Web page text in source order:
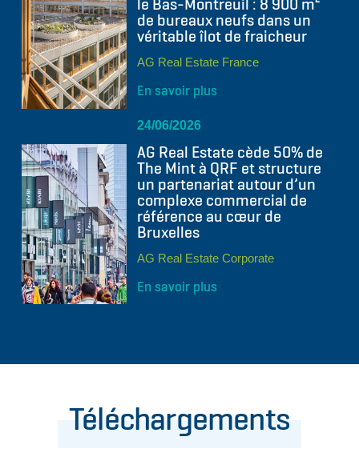
le Bas-Montreuil : 8 900 m²
de bureaux neufs dans un
véritable îlot de fraicheur
AG Real Estate France
En savoir plus
24/06/2026
AG Real Estate cède 50% de
The Mint à QRF et structure
un partenariat autour d’un
complexe commercial de
référence au cœur de
Bruxelles
AG Real Estate Corporate
En savoir plus
Téléchargements